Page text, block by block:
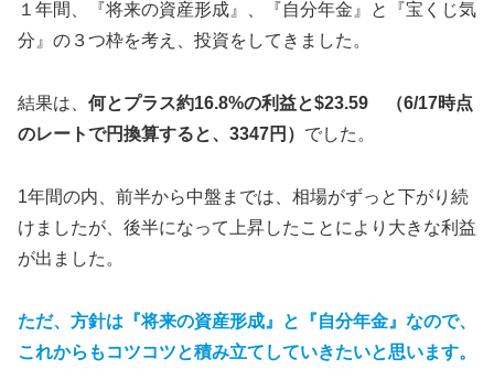
１年間、『将来の資産形成』、『自分年金』と『宝くじ気
分』の３つ枠を考え、投資をしてきました。
結果は、 何とプラス約16.8%の利益と$23.59 （6/17時点
のレートで円換算すると、3347円） でした。
1年間の内、前半から中盤までは、相場がずっと下がり続
けましたが、後半になって上昇したことにより大きな利益
が出ました。
ただ、方針は『将来の資産形成』と『自分年金』なので、
これからもコツコツと積み立てしていきたいと思います。